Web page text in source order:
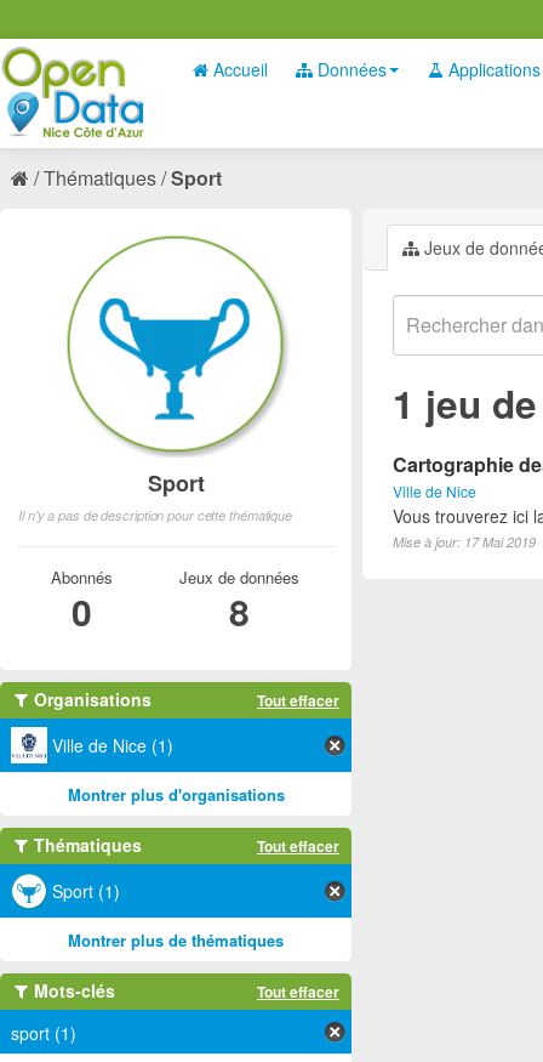
Accueil Données Applications
Thématiques Sport
Jeux de
1 jeu
Cartographie
Ville de Nice
Vous trouverez ici
Mise à jour: 17 Mai 2019
Sport
Il n'y a pas de description pour cette thématique
Abonnés
0
Jeux de données
8
Organisations Tout effacer
Ville de Nice (1)
Montrer plus d'organisations
Thématiques Tout effacer
Sport (1)
Montrer plus de thématiques
Mots-clés Tout effacer
sport (1)